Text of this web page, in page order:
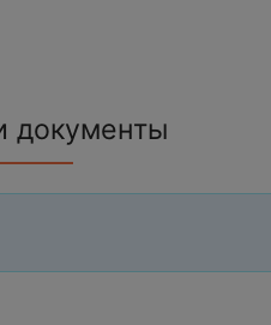
документы